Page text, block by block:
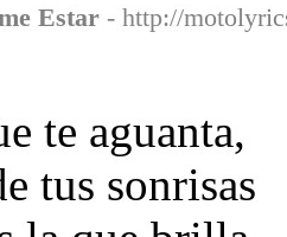
Estar - http://
te aguanta,
tus sonrisas